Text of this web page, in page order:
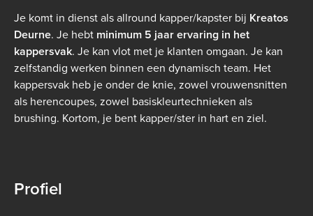
Je komt in dienst als allround kapper/kapster bij Kreatos
Deurne. Je hebt minimum 5 jaar ervaring in het
kappersvak. Je kan vlot met je klanten omgaan. Je kan
zelfstandig werken binnen een dynamisch team. Het
kappersvak heb je onder de knie, zowel vrouwensnitten
als herencoupes, zowel basiskleurtechnieken als
brushing. Kortom, je bent kapper/ster in hart en ziel.
Profiel